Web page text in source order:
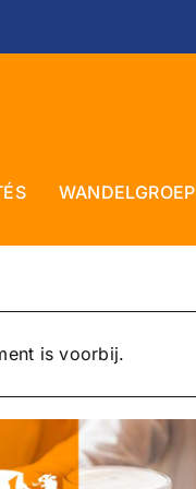
WANDELGROEP
is voorbij.